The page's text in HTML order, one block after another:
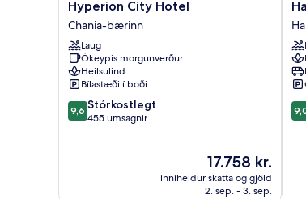
Hyperion
City
Hotel
Chania-
bærinn
Hyperion City Hotel
Chania-bærinn
Laug
Ókeypis morgunverður
Heilsulind
Bílastæði í boði
9.6
af
9,6 Stórkostlegt
455 umsagnir
Verðið
er
17.758 kr.
17.758 kr.
inniheldur skatta og gjöld
2. sep. - 3. sep.
9.0
af